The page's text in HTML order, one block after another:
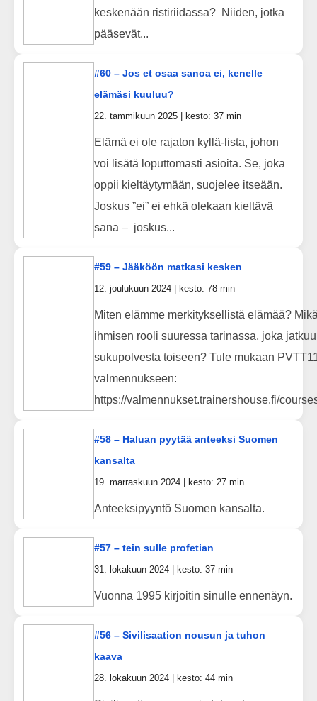
keskenään ristiriidassa? Niiden, jotka
pääsevät...
#60 – Jos et osaa sanoa ei, kenelle
elämäsi kuuluu?
22. tammikuun 2025 | kesto: 37 min
Elämä ei ole rajaton kyllä-lista, johon
voi lisätä loputtomasti asioita. Se, joka
oppii kieltäytymään, suojelee itseään.
Joskus ”ei” ei ehkä olekaan kieltävä
sana – joskus...
#59 – Jääköön matkasi kesken
12. joulukuun 2024 | kesto: 78 min
Miten elämme merkityksellistä elämää?
ihmisen rooli suuressa tarinassa, joka jatkuu
sukupolvesta toiseen? Tule mukaan
valmennukseen:
https://valmennukset.trainershouse.fi/
#58 – Haluan pyytää anteeksi Suomen
kansalta
19. marraskuun 2024 | kesto: 27 min
Anteeksipyyntö Suomen kansalta.
#57 – tein sulle profetian
31. lokakuun 2024 | kesto: 37 min
Vuonna 1995 kirjoitin sinulle ennenäyn.
#56 – Sivilisaation nousun ja tuhon
kaava
28. lokakuun 2024 | kesto: 44 min